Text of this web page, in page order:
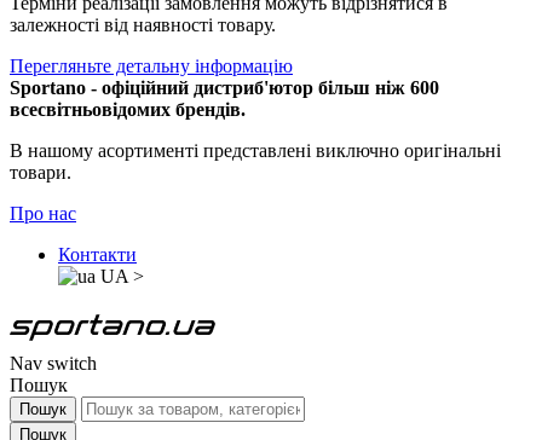
залежності від наявності товару.
Перегляньте детальну інформацію
Sportano - офіційний дистриб'ютор більш ніж 600
всесвітньовідомих брендів.
В нашому асортименті представлені виключно оригінальні
товари.
Про нас
Контакти
UA >
Nav switch
Пошук
Пошук
Пошук